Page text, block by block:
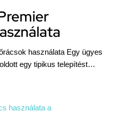
használata Egy ügyes
egy tipikus telepítést…